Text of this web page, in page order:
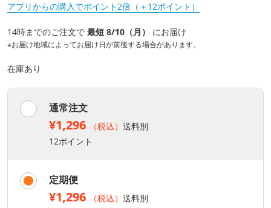
アプリからの購入でポイント2倍（＋12ポイント）
14時までのご注文で 最短 8/10（月） にお届け
※お届け地域によってお届け日が前後する場合があります。
在庫あり
通常注文
¥1,296 （税込） 送料別
12ポイント
定期便
¥1,296 （税込） 送料別